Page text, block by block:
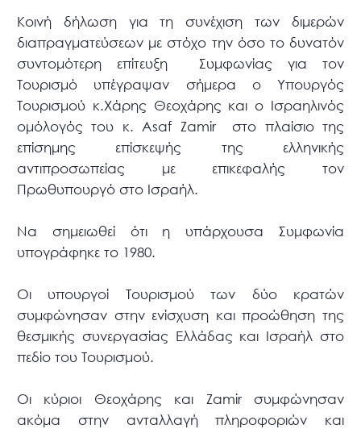
Κοινή δήλωση για τη συνέχιση των διμερών
διαπραγματεύσεων με στόχο την όσο το δυνατόν
συντομότερη επίτευξη Συμφωνίας για τον
Τουρισμό υπέγραψαν σήμερα ο Υπουργός
Τουρισμού κ.Χάρης Θεοχάρης και ο Ισραηλινός
ομόλογός του κ. Αsaf Zamir στο πλαίσιο της
επίσημης επίσκεψής της ελληνικής
αντιπροσωπείας με επικεφαλής τον
Πρωθυπουργό στο Ισραήλ.
Να σημειωθεί ότι η υπάρχουσα Συμφωνία
υπογράφηκε το 1980.
Οι υπουργοί Τουρισμού των δύο κρατών
συμφώνησαν στην ενίσχυση και προώθηση της
θεσμικής συνεργασίας Ελλάδας και Ισραήλ στο
πεδίο του Τουρισμού.
Οι κύριοι Θεοχάρης και Zamir συμφώνησαν
ακόμα στην ανταλλαγή πληροφοριών και